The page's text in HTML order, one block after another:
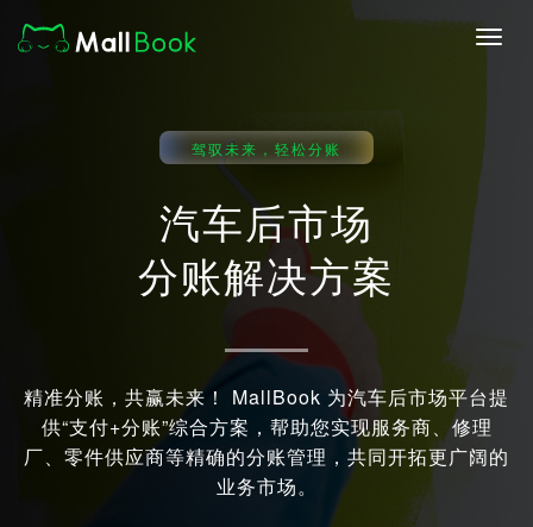
驾驭未来，轻松分账
汽车后市场
分账解决方案
精准分账，共赢未来！ MallBook 为汽车后市场平台提
供“支付+分账”综合方案，帮助您实现服务商、修理
厂、零件供应商等精确的分账管理，共同开拓更广阔的
业务市场。